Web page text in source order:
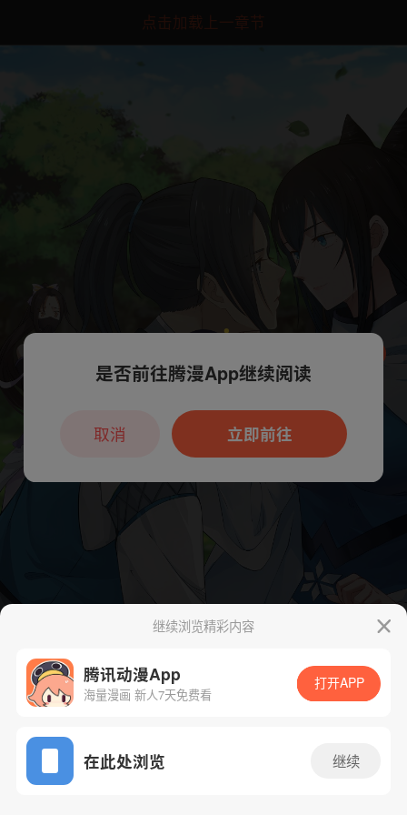
点击加载上一章节
App免费看
下一话 腾漫App免费看
继续浏览精彩内容
腾讯动漫App
海量漫画 新人7天免费看
打开APP
在此处浏览 继续
本章节仅支持App阅读，可打开App新用
户7天免费看
是否前往腾漫App继续阅读
立即前往
取消